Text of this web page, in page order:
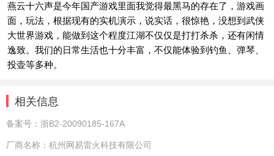
燕云十六声是今年国产游戏里面我觉得最黑马的存在了，游戏画
面，玩法，根据现有的实机演示，说实话，很惊艳，没想到武侠
大世界游戏，能做到这个程度江湖不仅仅是打打杀杀，还有闲情
逸致。我们的日常生活也十分丰富，不仅能体验到钓鱼、弹琴、
投壶等多种。
相关信息
备案号： 浙B2-20090185-167A
厂商名称： 杭州网易雷火科技有限公司